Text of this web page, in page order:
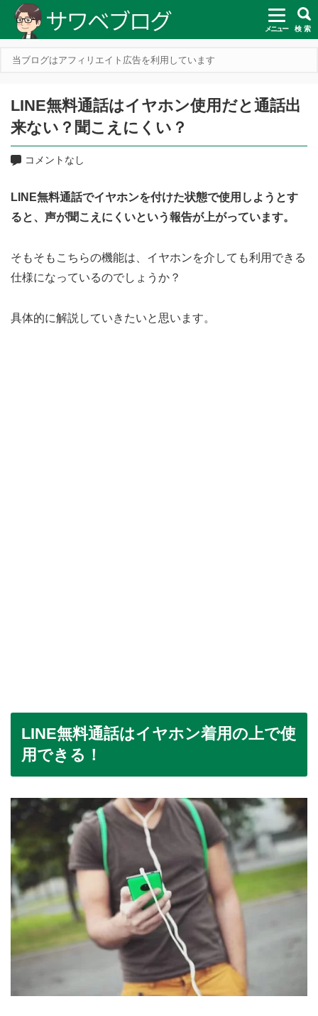
メニュー 検 索
当ブログはアフィリエイト広告を利用しています
LINE無料通話はイヤホン使用だと通話出
来ない？聞こえにくい？
コメントなし
LINE無料通話でイヤホンを付けた状態で使用しようとす
ると、声が聞こえにくいという報告が上がっています。
そもそもこちらの機能は、イヤホンを介しても利用できる
仕様になっているのでしょうか？
具体的に解説していきたいと思います。
LINE無料通話はイヤホン着用の上で使
用できる！